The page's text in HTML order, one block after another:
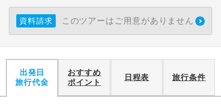
資料請求 このツアーはご用意がありません
出発日
旅行代金
おすすめ
ポイント
日程表 旅行条件
おひとり様バ
ス2席利用
おひとり様でバス席を2席利⽤できま